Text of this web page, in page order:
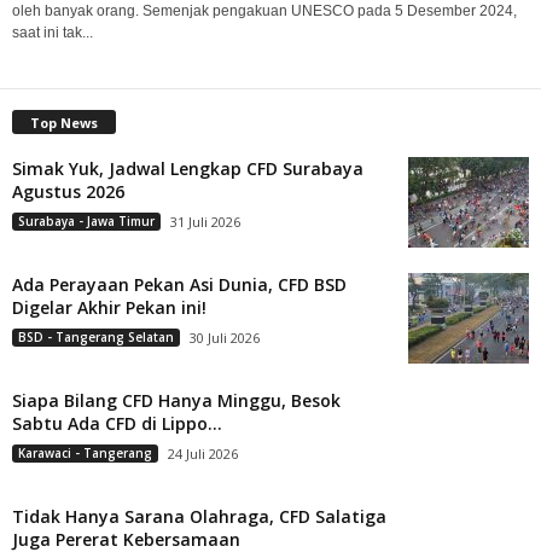
oleh banyak orang. Semenjak pengakuan UNESCO pada 5 Desember 2024,
saat ini tak...
Top News
Simak Yuk, Jadwal Lengkap CFD Surabaya
Agustus 2026
Surabaya - Jawa Timur 31 Juli 2026
Ada Perayaan Pekan Asi Dunia, CFD BSD
Digelar Akhir Pekan ini!
BSD - Tangerang Selatan 30 Juli 2026
Siapa Bilang CFD Hanya Minggu, Besok
Sabtu Ada CFD di Lippo...
Karawaci - Tangerang 24 Juli 2026
Tidak Hanya Sarana Olahraga, CFD Salatiga
Juga Pererat Kebersamaan